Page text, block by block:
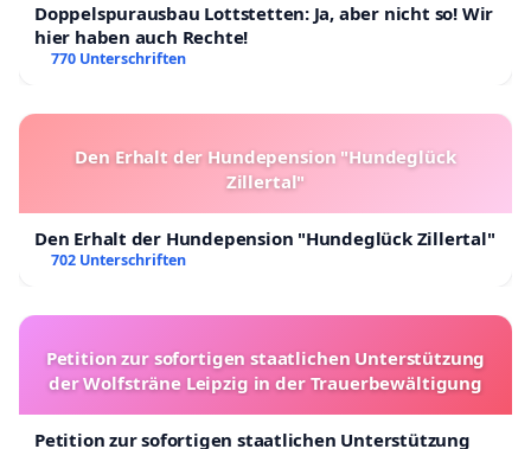
Doppelspurausbau Lottstetten: Ja, aber nicht so! Wir
hier haben auch Rechte!
770 Unterschriften
Den Erhalt der Hundepension "Hundeglück
Zillertal"
Den Erhalt der Hundepension "Hundeglück Zillertal"
702 Unterschriften
Petition zur sofortigen staatlichen Unterstützung
der Wolfsträne Leipzig in der Trauerbewältigung
Petition zur sofortigen staatlichen Unterstützung